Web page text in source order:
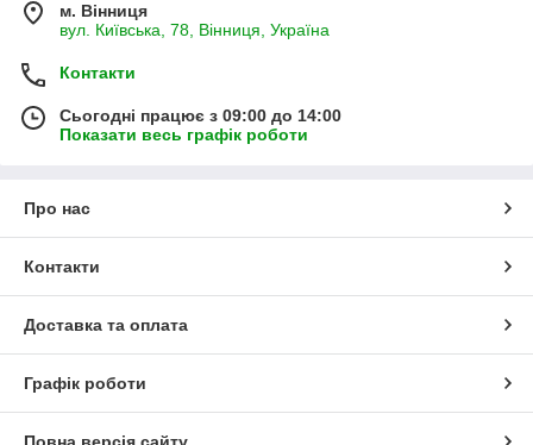
м. Вінниця
вул. Київська, 78, Вінниця, Україна
Контакти
Сьогодні працює з 09:00 до 14:00
Показати весь графік роботи
Про нас
Контакти
Доставка та оплата
Графік роботи